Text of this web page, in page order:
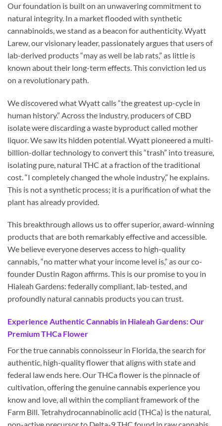
Our foundation is built on an unwavering commitment to
natural integrity. In a market flooded with synthetic
cannabinoids, we stand as a beacon for authenticity. Wyatt
Larew, our visionary leader, passionately argues that users of
lab-derived products “may as well be lab rats,” as little is
known about their long-term effects. This conviction led us
on a revolutionary path.
We discovered what Wyatt calls “the greatest up-cycle in
human history.” Across the industry, producers of CBD
isolate were discarding a waste byproduct called mother
liquor. We saw its hidden potential. Wyatt pioneered a multi-
billion-dollar technology to convert this “trash” into treasure,
isolating pure, natural THC at a fraction of the traditional
cost. “I completely changed the whole industry,” he explains.
This is not a synthetic process; it is a purification of what the
plant has already provided.
This breakthrough allows us to offer superior, award-winning
products that are both remarkably effective and accessible.
We believe everyone deserves access to high-quality
cannabis, “no matter what your income level is,” as our co-
founder Dustin Ragon affirms. This is our promise to you in
Hialeah Gardens: federally compliant, lab-tested, and
profoundly natural cannabis products you can trust.
Experience Authentic Cannabis in Hialeah Gardens: Our
Premium THCa Flower
For the true cannabis connoisseur in Florida, the search for
authentic, high-quality flower that aligns with state and
federal law ends here. Our THCa flower is the pinnacle of
cultivation, offering the genuine cannabis experience you
know and love, all within the compliant framework of the
Farm Bill. Tetrahydrocannabinolic acid (THCa) is the natural,